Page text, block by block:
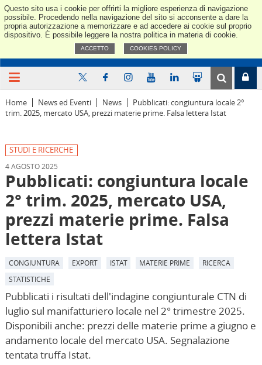
Questo sito usa i cookie per offrirti la migliore esperienza di navigazione
possibile. Procedendo nella navigazione del sito si acconsente a dare la
propria autorizzazione a memorizzare e ad accedere ai cookie sul proprio
dispositivo. È possibile leggere la nostra politica in materia di cookie.
ACCETTO COOKIES POLICY
Home News ed Eventi News
Pubblicati: congiuntura locale 2°
trim. 2025, mercato USA, prezzi materie prime. Falsa lettera Istat
STUDI E RICERCHE
4 AGOSTO 2025
Pubblicati: congiuntura locale
2° trim. 2025, mercato USA,
prezzi materie prime. Falsa
lettera Istat
CONGIUNTURA EXPORT ISTAT MATERIE PRIME
RICERCA
STATISTICHE
Pubblicati i risultati dell'indagine congiunturale CTN di
luglio sul manifatturiero locale nel 2° trimestre 2025.
Disponibili anche: prezzi delle materie prime a giugno e
andamento locale del mercato USA. Segnalazione
tentata truffa Istat.